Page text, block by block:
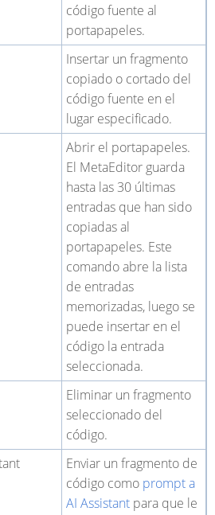
código fuente al
portapapeles.
Insertar un fragmento
copiado o cortado del
código fuente en el
lugar especificado.
Abrir el portapapeles.
El MetaEditor guarda
hasta las 30 últimas
entradas que han sido
copiadas al
portapapeles. Este
comando abre la lista
de entradas
memorizadas, luego se
puede insertar en el
código la entrada
seleccionada.
Eliminar un fragmento
seleccionado del
código.
Enviar un fragmento de
código como prompt a
AI Assistant para que le